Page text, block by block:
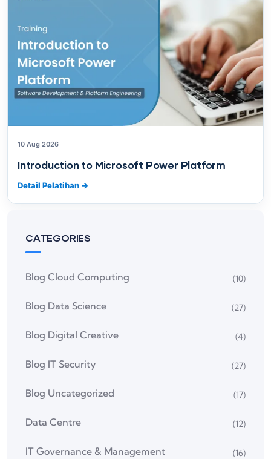
10 Aug 2026
Introduction to Microsoft Power Platform
Detail Pelatihan →
CATEGORIES
Blog Cloud Computing (10)
Blog Data Science (27)
Blog Digital Creative (4)
Blog IT Security (27)
Blog Uncategorized (17)
Data Centre (12)
IT Governance & Management (16)